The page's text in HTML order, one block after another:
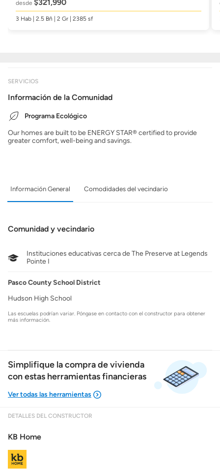
desde $321,990
3 Hab | 2.5 Bñ | 2 Gr | 2385 sf
SERVICIOS
Información de la Comunidad
Programa Ecológico
Our homes are built to be ENERGY STAR® certified to provide
greater comfort, well-being and savings.
Información General Comodidades del vecindario
Comunidad y vecindario
Instituciones educativas cerca de The Preserve at Legends
Pointe I
Pasco County School District
Hudson High School
Las escuelas podrían variar. Póngase en contacto con el constructor para obtener
más información.
Simplifique la compra de vivienda
con estas herramientas financieras
DETALLES DEL CONSTRUCTOR
KB Home